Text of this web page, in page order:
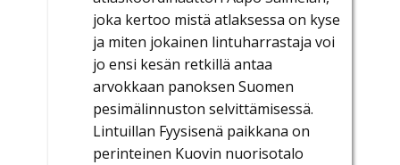
joka kertoo mistä atlaksessa on kyse
ja miten jokainen lintuharrastaja voi
jo ensi kesän retkillä antaa
arvokkaan panoksen Suomen
pesimälinnuston selvittämisessä.
Lintuillan Fyysisenä paikkana on
perinteinen Kuovin nuorisotalo